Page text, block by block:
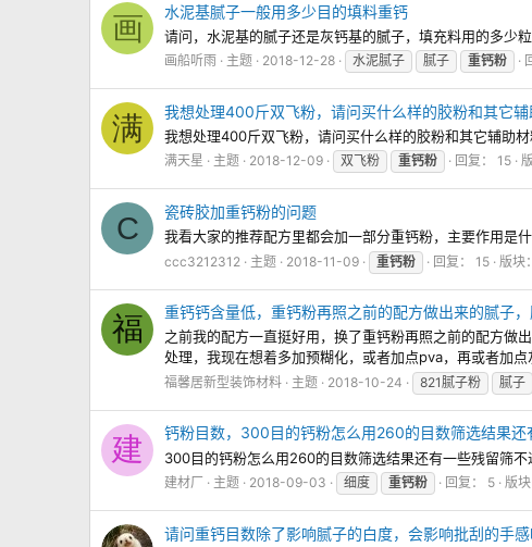
画 水泥基腻子一般用多少目的填料重钙
请问，水泥基的腻子还是灰钙基的腻子，填充料用的多少粒
画船听雨 主题 2018-12-28 水泥腻子 腻子 重钙粉
满 我想处理400斤双飞粉，请问买什么样的胶粉和其它
我想处理400斤双飞粉，请问买什么样的胶粉和其它辅助材
满天星 主题 2018-12-09 双飞粉 重钙粉 回复： 15
C 瓷砖胶加重钙粉的问题
我看大家的推荐配方里都会加一部分重钙粉，主要作用是
ccc3212312 主题 2018-11-09 重钙粉 回复： 15 版块
福 重钙钙含量低，重钙粉再照之前的配方做出来的腻子
之前我的配方一直挺好用，换了重钙粉再照之前的配方
处理，我现在想着多加预糊化，或者加点pva，再或者加
福馨居新型装饰材料 主题 2018-10-24 821腻子粉 腻子
建 钙粉目数，300目的钙粉怎么用260的目数筛选结果还
300目的钙粉怎么用260的目数筛选结果还有一些残留筛
建材厂 主题 2018-09-03 细度 重钙粉 回复： 5 版块
请问重钙目数除了影响腻子的白度，会影响批刮的手感